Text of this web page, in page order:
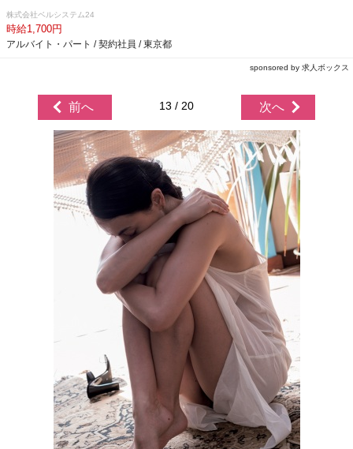
株式会社ベルシステム24
時給1,700円
アルバイト・パート / 契約社員 / 東京都
sponsored by 求人ボックス
前へ 13 / 20 次へ